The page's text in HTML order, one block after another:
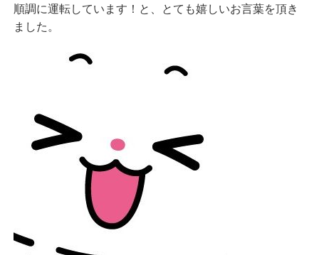
順調に運転しています！と、とても嬉しいお言葉を頂き
ました。